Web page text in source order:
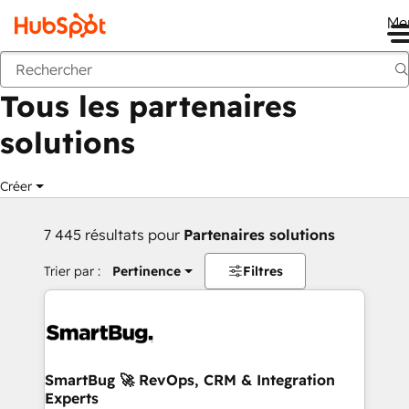
Retour
Tous les partenaires
solutions
Créer
7 445 résultats pour Partenaires solutions
Trier par : Pertinence Filtres
SmartBug 🚀 RevOps, CRM & Integration
Experts